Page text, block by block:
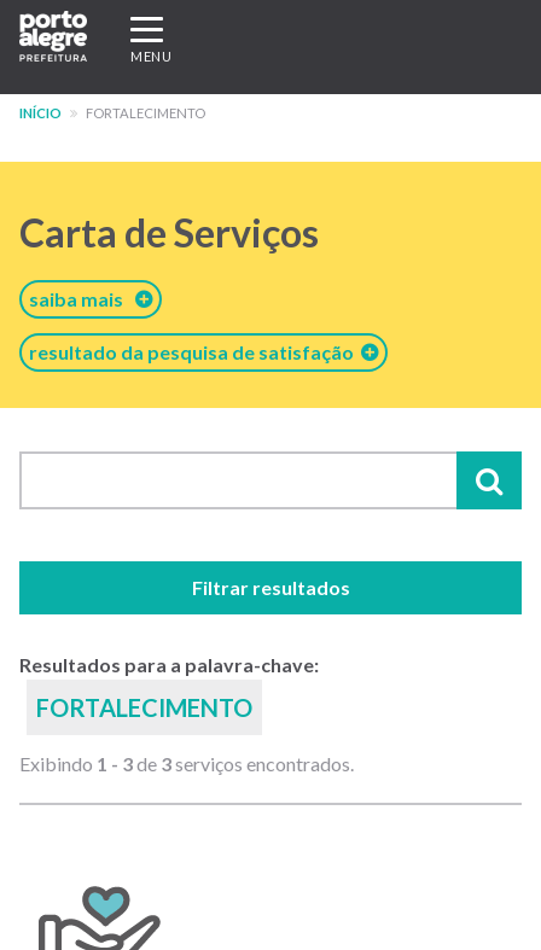
Pular
para
conteúdo
Expandir/recolher
navegação
MENU
INÍCIO FORTALECIMENTO
Carta de Serviços
saiba mais
resultado da pesquisa de satisfação
Filtrar resultados
Resultados para a palavra-chave:
FORTALECIMENTO
Exibindo 1 - 3de 3serviços encontrados.